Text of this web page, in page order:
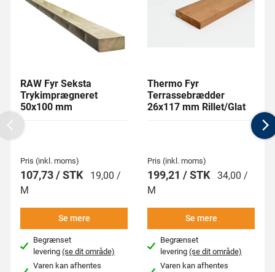
RAW Fyr Seksta
Trykimprægneret
50x100 mm
Pris (inkl. moms)
107,73 / STK
19,00 /
M
Se mere
Begrænset
levering(se dit område)
Varen kan afhentes
Thermo Fyr
Terrassebrædder
26x117 mm Rillet/Glat
Pris (inkl. moms)
199,21 / STK 34,00 /
M
Se mere
Begrænset
levering(se dit område)
Varen kan afhentes
Previous